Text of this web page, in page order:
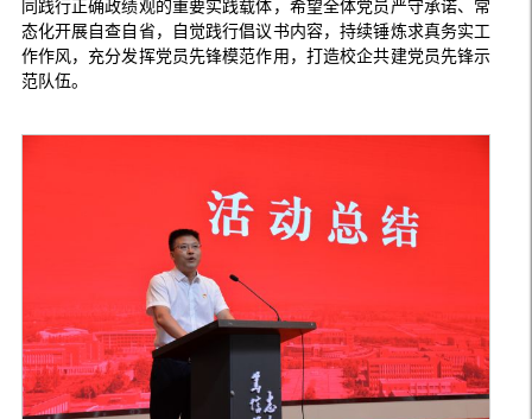
同践行正确政绩观的重要实践载体，希望全体党员严守承诺、常
态化开展自查自省，自觉践行倡议书内容，持续锤炼求真务实工
作作风，充分发挥党员先锋模范作用，打造校企共建党员先锋示
范队伍。